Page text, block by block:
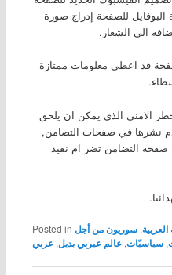
للصفحة إدراج صورة
الى الشعار.
قد اعطى معلومات ممتازة
رقم 2 عن الخطر الامني الذي يمكن ان يلحق
نشرها في صفحات التضامن,
صفحة التضامن تضر ام نفيد
Posted in ,سوريون من أجل
,سياسيّات,عالم عيربي بديل,عربي